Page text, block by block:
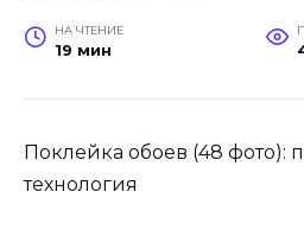
НА ЧТЕНИЕ
19 мин
Поклейка обоев (48 фото):
технология